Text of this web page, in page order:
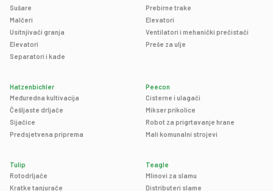
Sušare
Malčeri
Usitnjivači granja
Elevatori
Separatori i kade
Prebirne trake
Elevatori
Ventilatori i mehanički prečistači
Preše za ulje
Hatzenbichler
Međuredna kultivacija
Češljaste drljače
Sijačice
Predsjetvena priprema
Peecon
Cisterne i ulagači
Mikser prikolice
Robot za prigrtavanje hrane
Mali komunalni strojevi
Tulip
Rotodrljače
Kratke tanjurače
Teagle
Mlinovi za slamu
Distributeri slame